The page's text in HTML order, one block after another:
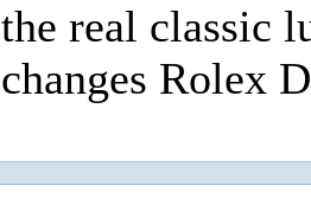
the real classic
changes Rolex